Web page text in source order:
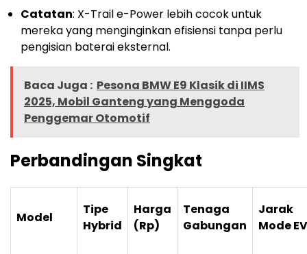
Catatan: X-Trail e-Power lebih cocok untuk
mereka yang menginginkan efisiensi tanpa perlu
pengisian baterai eksternal.
Baca Juga : Pesona BMW E9 Klasik di IIMS
2025, Mobil Ganteng yang Menggoda
Penggemar Otomotif
Perbandingan Singkat
Model
Tipe
Hybrid
Harga
(Rp)
Tenaga
Gabungan
Jarak
Mode EV